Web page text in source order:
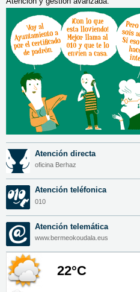
Atención directa
oficina Berhaz
Atención teléfonica
010
Atención telemática
www.bermeokoudala.eus